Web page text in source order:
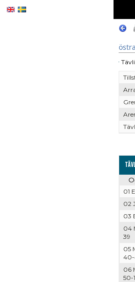
01
02
03
04
39
05
40-
06
50-